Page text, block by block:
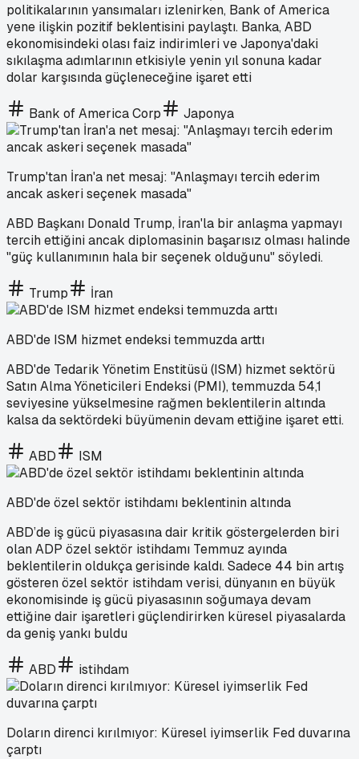
politikalarının yansımaları izlenirken, Bank of America
yene ilişkin pozitif beklentisini paylaştı. Banka, ABD
ekonomisindeki olası faiz indirimleri ve Japonya'daki
sıkılaşma adımlarının etkisiyle yenin yıl sonuna kadar
dolar karşısında güçleneceğine işaret etti
Bank of America Corp Japonya
Trump'tan İran'a net mesaj: "Anlaşmayı tercih ederim
ancak askeri seçenek masada"
ABD Başkanı Donald Trump, İran'la bir anlaşma yapmayı
tercih ettiğini ancak diplomasinin başarısız olması halinde
"güç kullanımının hala bir seçenek olduğunu" söyledi.
Trump İran
ABD'de ISM hizmet endeksi temmuzda arttı
ABD'de Tedarik Yönetim Enstitüsü (ISM) hizmet sektörü
Satın Alma Yöneticileri Endeksi (PMI), temmuzda 54,1
seviyesine yükselmesine rağmen beklentilerin altında
kalsa da sektördeki büyümenin devam ettiğine işaret etti.
ABD ISM
ABD'de özel sektör istihdamı beklentinin altında
ABD’de iş gücü piyasasına dair kritik göstergelerden biri
olan ADP özel sektör istihdamı Temmuz ayında
beklentilerin oldukça gerisinde kaldı. Sadece 44 bin artış
gösteren özel sektör istihdam verisi, dünyanın en büyük
ekonomisinde iş gücü piyasasının soğumaya devam
ettiğine dair işaretleri güçlendirirken küresel piyasalarda
da geniş yankı buldu
ABD istihdam
Doların direnci kırılmıyor: Küresel iyimserlik Fed duvarına
çarptı